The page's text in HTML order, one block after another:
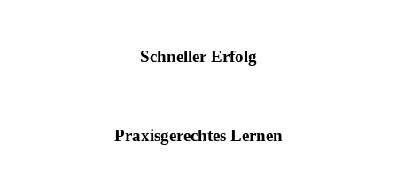
Schneller Erfolg
Praxisgerechtes Lernen